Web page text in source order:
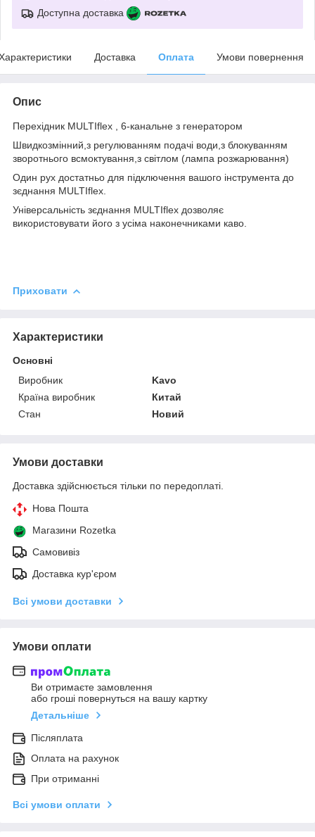
Доступна доставка
Доставка Оплата Умови повернення
Опис
Перехідник MULTIflex , 6-канальне з генератором
Швидкозмінний,з регулюванням подачі води,з блокуванням
зворотнього всмоктування,з світлом (лампа розжарювання)
Один рух достатньо для підключення вашого інструмента до
зєднання MULTIflex.
Універсальність зєднання MULTIflex дозволяє
використовувати його з усіма наконечниками каво.
Приховати
Характеристики
Основні
Виробник
Kavo
Країна виробник
Китай
Стан
Новий
Умови доставки
Доставка здійснюється тільки по передоплаті.
Нова Пошта
Магазини Rozetka
Самовивіз
Доставка кур'єром
Всі умови доставки
Умови оплати
Ви отримаєте замовлення
або гроші повернуться на вашу картку
Детальніше
Післяплата
Оплата на рахунок
При отриманні
Всі умови оплати